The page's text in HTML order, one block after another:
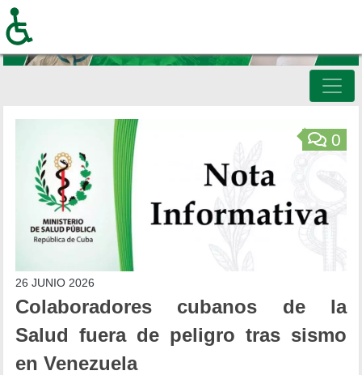
principal
Inicio 0
26 JUNIO 2026
Colaboradores cubanos de la
Salud fuera de peligro tras sismo
en Venezuela